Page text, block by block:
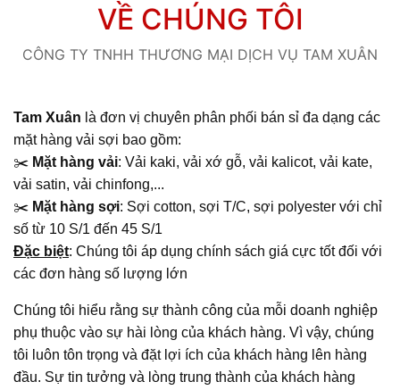
VỀ CHÚNG TÔI
CÔNG TY TNHH THƯƠNG MẠI DỊCH VỤ TAM XUÂN
Tam Xuân là đơn vị chuyên phân phối bán sỉ đa dạng các
mặt hàng vải sợi bao gồm:
✂️ Mặt hàng vải: Vải kaki, vải xớ gỗ, vải kalicot, vải kate,
vải satin, vải chinfong,...
✂️ Mặt hàng sợi: Sợi cotton, sợi T/C, sợi polyester với chỉ
số từ 10 S/1 đến 45 S/1
Đặc biệt: Chúng tôi áp dụng chính sách giá cực tốt đối với
các đơn hàng số lượng lớn
Chúng tôi hiểu rằng sự thành công của mỗi doanh nghiệp
phụ thuộc vào sự hài lòng của khách hàng. Vì vậy, chúng
tôi luôn tôn trọng và đặt lợi ích của khách hàng lên hàng
đầu. Sự tin tưởng và lòng trung thành của khách hàng